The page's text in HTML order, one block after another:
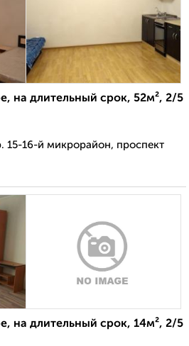
на длительный срок, 52м², 2/5
15-16-й микрорайон, проспект
на длительный срок, 14м², 2/5